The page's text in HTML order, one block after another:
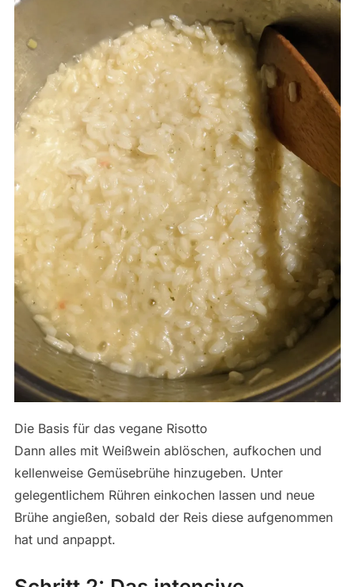
Die Basis für das vegane Risotto
Dann alles mit Weißwein ablöschen, aufkochen und
kellenweise Gemüsebrühe hinzugeben. Unter
gelegentlichem Rühren einkochen lassen und neue
Brühe angießen, sobald der Reis diese aufgenommen
hat und anpappt.